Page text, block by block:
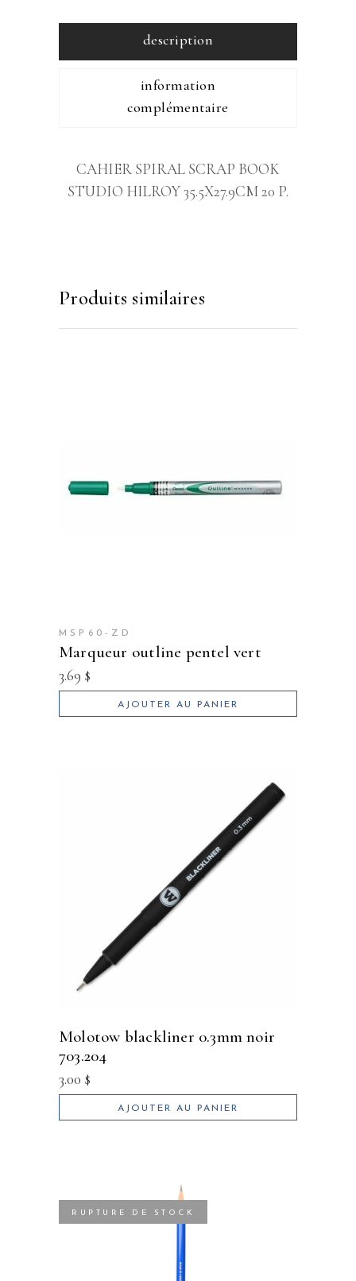
description
information
complémentaire
CAHIER SPIRAL SCRAP BOOK
STUDIO HILROY 35.5X27.9CM 20 P.
Produits similaires
MSP60-ZD
marqueur outline pentel vert
3.69 $
AJOUTER AU PANIER
molotow blackliner 0.3mm noir
703.204
3.00 $
AJOUTER AU PANIER
RUPTURE DE STOCK